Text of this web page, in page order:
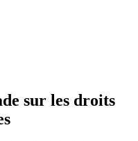
sur les droits